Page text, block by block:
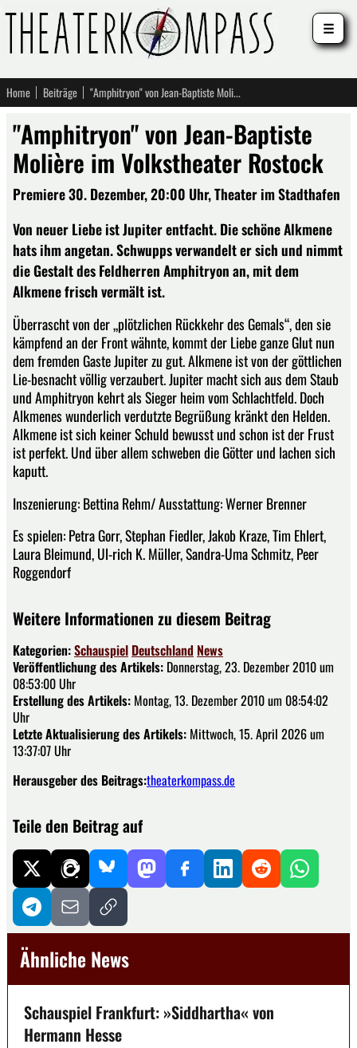
Home Beiträge "Amphitryon" von Jean-Baptiste Molière im Volkstheater Rostock
"Amphitryon" von Jean-Baptiste
Molière im Volkstheater Rostock
Premiere 30. Dezember, 20:00 Uhr, Theater im Stadthafen
Von neuer Liebe ist Jupiter entfacht. Die schöne Alkmene
hats ihm angetan. Schwupps verwandelt er sich und nimmt
die Gestalt des Feldherren Amphitryon an, mit dem
Alkmene frisch vermält ist.
Überrascht von der „plötzlichen Rückkehr des Gemals“, den sie
kämpfend an der Front wähnte, kommt der Liebe ganze Glut nun
dem fremden Gaste Jupiter zu gut. Alkmene ist von der göttlichen
Lie-besnacht völlig verzaubert. Jupiter macht sich aus dem Staub
und Amphitryon kehrt als Sieger heim vom Schlachtfeld. Doch
Alkmenes wunderlich verdutzte Begrüßung kränkt den Helden.
Alkmene ist sich keiner Schuld bewusst und schon ist der Frust
ist perfekt. Und über allem schweben die Götter und lachen sich
kaputt.
Inszenierung: Bettina Rehm/ Ausstattung: Werner Brenner
Es spielen: Petra Gorr, Stephan Fiedler, Jakob Kraze, Tim Ehlert,
Laura Bleimund, Ul-rich K. Müller, Sandra-Uma Schmitz, Peer
Roggendorf
Weitere Informationen zu diesem Beitrag
Kategorien:Schauspiel Deutschland News
Veröffentlichung des Artikels: Donnerstag, 23. Dezember 2010 um
08:53:00 Uhr
Erstellung des Artikels: Montag, 13. Dezember 2010 um 08:54:02
Uhr
Letzte Aktualisierung des Artikels: Mittwoch, 15. April 2026 um
13:37:07 Uhr
Herausgeber des Beitrags:theaterkompass.de
Teile den Beitrag auf
Ähnliche News
Schauspiel Frankfurt: »Siddhartha« von
Hermann Hesse
☰